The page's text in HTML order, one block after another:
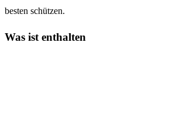
besten schützen.
Was ist enthalten